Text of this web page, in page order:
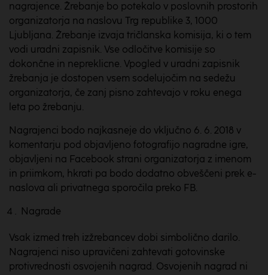
nagrajence. Žrebanje bo potekalo v poslovnih prostorih
organizatorja na naslovu Trg republike 3, 1000
Ljubljana. Žrebanje izvaja tričlanska komisija, ki o tem
vodi uradni zapisnik. Vse odločitve komisije so
dokončne in nepreklicne. Vpogled v uradni zapisnik
žrebanja je dostopen vsem sodelujočim na sedežu
organizatorja, če zanj pisno zahtevajo v roku enega
leta po žrebanju.
Nagrajenci bodo najkasneje do vključno 6. 6. 2018 v
komentarju pod objavljeno fotografijo nagradne igre,
objavljeni na Facebook strani organizatorja z imenom
in priimkom, hkrati pa bodo dodatno obveščeni prek e-
naslova ali privatnega sporočila preko FB.
Nagrade
Vsak izmed treh izžrebancev dobi simbolično darilo.
Nagrajenci niso upravičeni zahtevati gotovinske
protivrednosti osvojenih nagrad. Osvojenih nagrad ni